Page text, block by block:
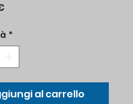
*
al carrello